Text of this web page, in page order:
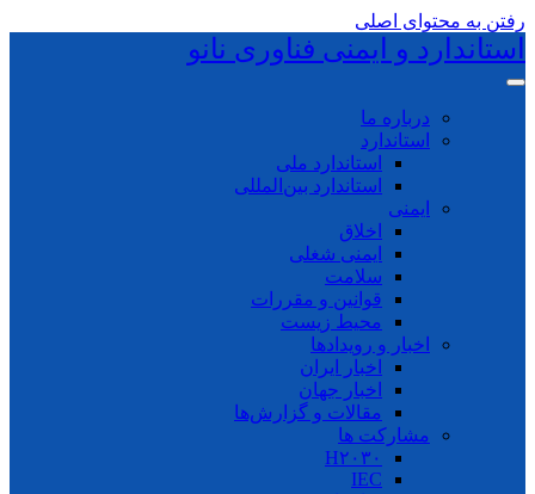
رفتن به محتوای اصلی
استاندارد و ایمنی فناوری نانو
درباره ما
استاندارد
استاندارد ملی
استاندارد بین‌المللی
ایمنی
اخلاق
ایمنی شغلی
سلامت
قوانین و مقررات
محیط زیست
اخبار و رویدادها
اخبار ایران
اخبار جهان
مقالات و گزارش‌ها
مشارکت ها
H۲۰۳۰
IEC